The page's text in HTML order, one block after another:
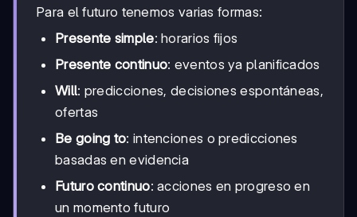
Para el futuro tenemos varias formas:
Presente simple: horarios fijos
Presente continuo: eventos ya planificados
Will: predicciones, decisiones espontáneas,
ofertas
Be going to: intenciones o predicciones
basadas en evidencia
Futuro continuo: acciones en progreso en
un momento futuro